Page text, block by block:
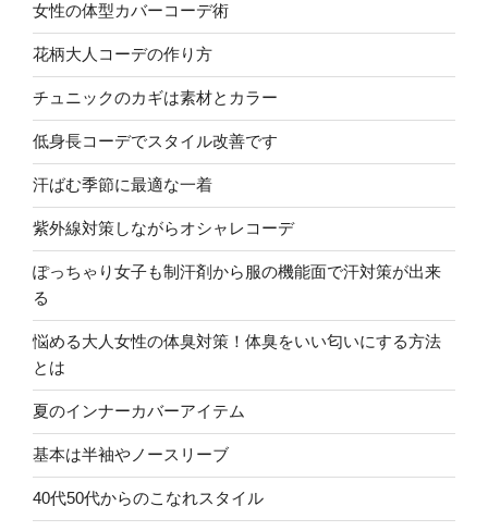
女性の体型カバーコーデ術
花柄大人コーデの作り方
チュニックのカギは素材とカラー
低身長コーデでスタイル改善です
汗ばむ季節に最適な一着
紫外線対策しながらオシャレコーデ
ぽっちゃり女子も制汗剤から服の機能面で汗対策が出来
る
悩める大人女性の体臭対策！体臭をいい匂いにする方法
とは
夏のインナーカバーアイテム
基本は半袖やノースリーブ
40代50代からのこなれスタイル